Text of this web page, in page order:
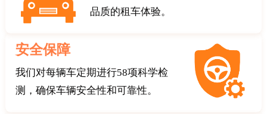
品质的租车体验。
安全保障
我们对每辆车定期进行58项科学检
测，确保车辆安全性和可靠性。